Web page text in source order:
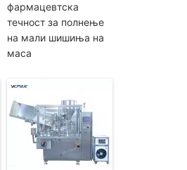
фармацевтска
течност за полнење
на мали шишиња на
маса